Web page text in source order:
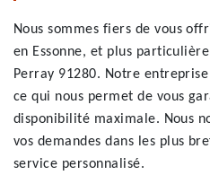
Nous sommes fiers de vous
en Essonne, et plus
Perray 91280. Notre
ce qui nous permet de vous
disponibilité maximale. Nous
vos demandes dans les plus
service personnalisé.